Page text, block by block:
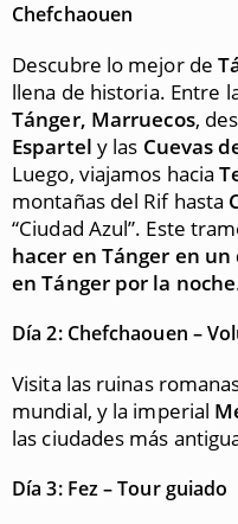
Chefchaouen
Descubre lo mejor de
llena de historia. Entre
Tánger, Marruecos,
Espartel y las Cuevas
Luego, viajamos hacia
montañas del Rif hasta
“Ciudad Azul”. Este
hacer en Tánger en un
en Tánger por la noche
Día 2: Chefchaouen –
Visita las ruinas
mundial, y la imperial
las ciudades más
Día 3: Fez – Tour guiado